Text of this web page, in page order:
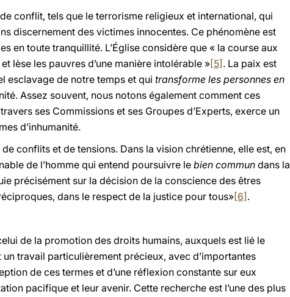
conflit, tels que le terrorisme religieux et international, qui
discernement des victimes innocentes. Ce phénomène est
en toute tranquillité. L’Église considère que « la course aux
lèse les pauvres d’une manière intolérable »[5] . La paix est
esclavage de notre temps et qui transforme les personnes en
Assez souvent, nous notons également comment ces
ses Commissions et ses Groupes d’Experts, exerce un
d’inhumanité.
conflits et de tensions. Dans la vision chrétienne, elle est, en
de l’homme qui entend poursuivre lebien commun dans la
précisément sur la décision de la conscience des êtres
dans le respect de la justice pour tous»[6] .
de la promotion des droits humains, auxquels est lié le
travail particulièrement précieux, avec d’importantes
de ces termes et d’une réflexion constante sur eux
pacifique et leur avenir. Cette recherche est l’une des plus